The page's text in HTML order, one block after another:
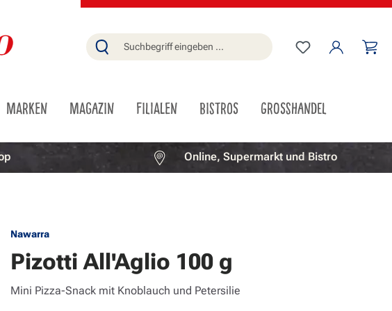
Du hast 0
MARKEN MAGAZIN FILIALEN BISTROS GROSSHANDEL
Online, Supermarkt und Bistro
Nawarra
Pizotti All'Aglio 100 g
Mini Pizza-Snack mit Knoblauch und Petersilie